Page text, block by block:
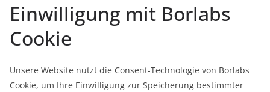
Einwilligung mit Borlabs
Cookie
Unsere Website nutzt die Consent-Technologie von Borlabs
Cookie, um Ihre Einwilligung zur Speicherung bestimmter